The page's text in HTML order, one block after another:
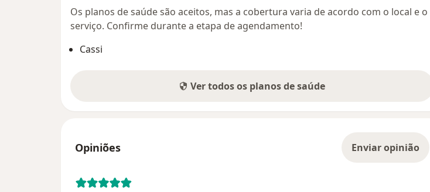
Os planos de saúde são aceitos, mas a cobertura varia de acordo com o local e o
serviço. Confirme durante a etapa de agendamento!
Cassi
Ver todos os planos de saúde
Opiniões Enviar opinião